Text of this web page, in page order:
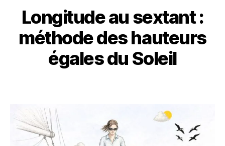
Longitude au sextant :
méthode des hauteurs
égales du Soleil